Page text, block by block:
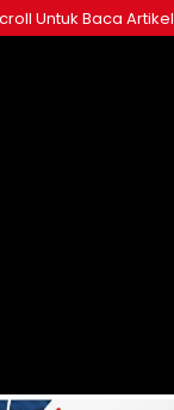
Untuk Baca Artikel